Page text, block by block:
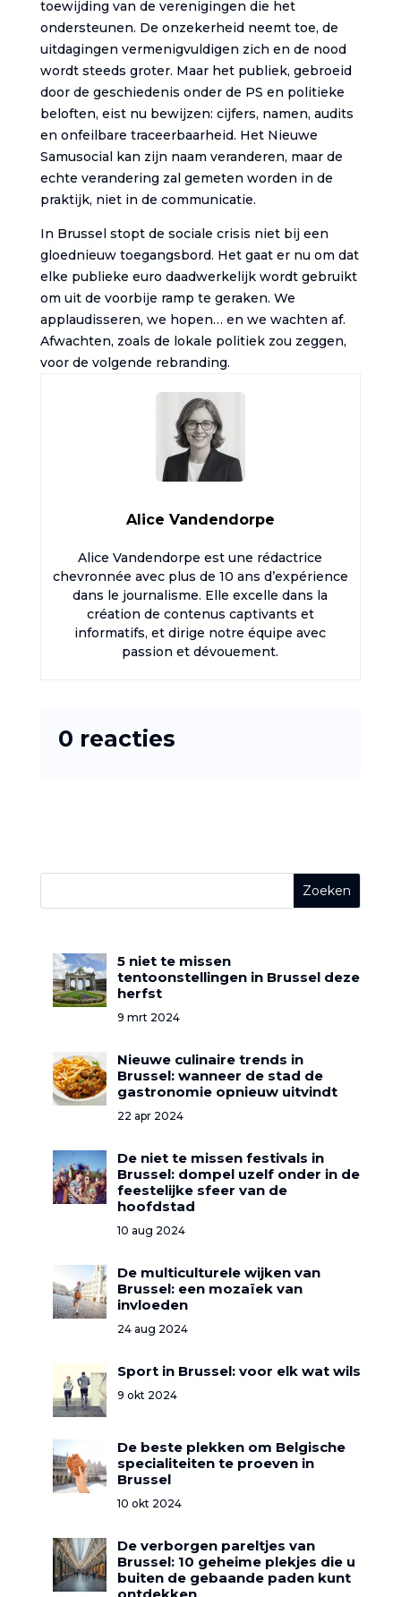
toewijding van de verenigingen die het
ondersteunen. De onzekerheid neemt toe, de
uitdagingen vermenigvuldigen zich en de nood
wordt steeds groter. Maar het publiek, gebroeid
door de geschiedenis onder de PS en politieke
beloften, eist nu bewijzen: cijfers, namen, audits
en onfeilbare traceerbaarheid. Het Nieuwe
Samusocial kan zijn naam veranderen, maar de
echte verandering zal gemeten worden in de
praktijk, niet in de communicatie.
In Brussel stopt de sociale crisis niet bij een
gloednieuw toegangsbord. Het gaat er nu om dat
elke publieke euro daadwerkelijk wordt gebruikt
om uit de voorbije ramp te geraken. We
applaudisseren, we hopen… en we wachten af.
Afwachten, zoals de lokale politiek zou zeggen,
voor de volgende rebranding.
Alice Vandendorpe
Alice Vandendorpe est une rédactrice
chevronnée avec plus de 10 ans d’expérience
dans le journalisme. Elle excelle dans la
création de contenus captivants et
informatifs, et dirige notre équipe avec
passion et dévouement.
0 reacties
5 niet te missen
tentoonstellingen in Brussel deze
herfst
9 mrt 2024
Nieuwe culinaire trends in
Brussel: wanneer de stad de
gastronomie opnieuw uitvindt
22 apr 2024
De niet te missen festivals in
Brussel: dompel uzelf onder in de
feestelijke sfeer van de
hoofdstad
10 aug 2024
De multiculturele wijken van
Brussel: een mozaïek van
invloeden
24 aug 2024
Sport in Brussel: voor elk wat wils
9 okt 2024
De beste plekken om Belgische
specialiteiten te proeven in
Brussel
10 okt 2024
De verborgen pareltjes van
Brussel: 10 geheime plekjes die u
buiten de gebaande paden kunt